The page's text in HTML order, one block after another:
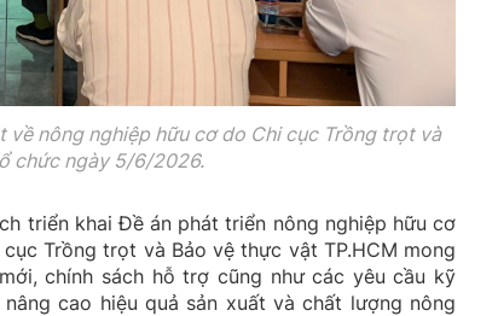
nông nghiệp hữu cơ do Chi cục Trồng trọt và
chức ngày 5/6/2026.
triển khai Đề án phát triển nông nghiệp hữu cơ
Trồng trọt và Bảo vệ thực vật TP.HCM mong
chính sách hỗ trợ cũng như các yêu cầu kỹ
cao hiệu quả sản xuất và chất lượng nông